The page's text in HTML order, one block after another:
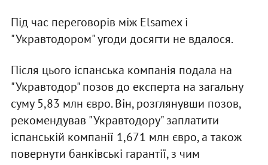
Під час переговорів між Elsamex і
"Укравтодором" угоди досягти не вдалося.
Після цього іспанська компанія подала на
"Укравтодор" позов до експерта на загальну
суму 5,83 млн євро. Він, розглянувши позов,
рекомендував "Укравтодору" заплатити
іспанській компанії 1,671 млн євро, а також
повернути банківські гарантії, з чим